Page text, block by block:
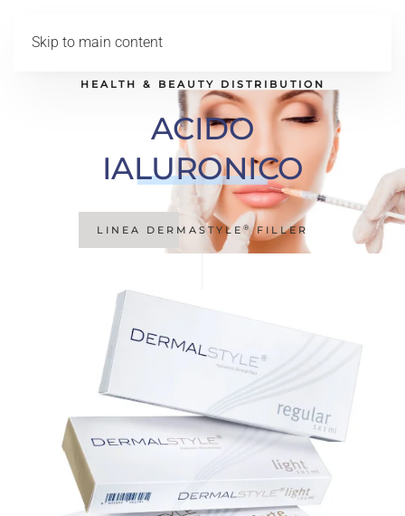
Skip to main content
HEALTH & BEAUTY DISTRIBUTION
ACIDO
IALURONICO
LINEA DERMASTYLE ® FILLER
HEALTH & BEAUTY
LINEA MESOSTYLE